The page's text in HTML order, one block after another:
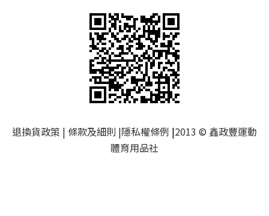
退換貨政策 | 條款及細則 |隱私權條例 |2013 © 鑫政豐運動
體育用品社